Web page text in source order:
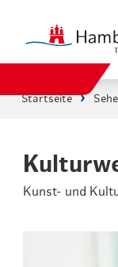
Startseite
Kunst- und